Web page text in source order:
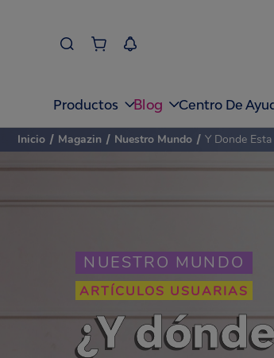
Productos Blog Centro De
NUESTRO MUNDO
ARTÍCULOS USUARIAS
¿Y
Inicio / Magazin / Nuestro Mundo / Y Donde